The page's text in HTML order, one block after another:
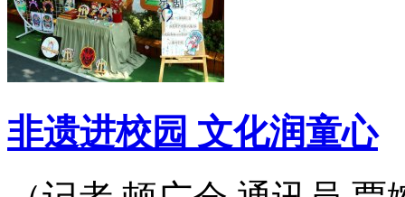
非遗进校园 文化润童心